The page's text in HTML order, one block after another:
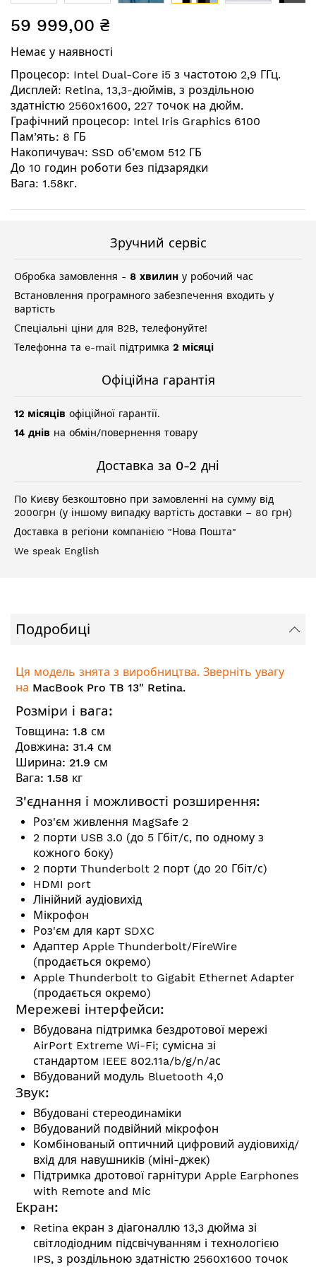
до
галереї
зображень
59 999,00 ₴
Немає у наявності
Процесор: Intel Dual-Core i5 з частотою 2,9 ГГц.
Дисплей: Retina, 13,3-дюймів, з роздільною
здатністю 2560x1600, 227 точок на дюйм.
Графічний процесор: Intel Iris Graphics 6100
Пам’ять: 8 ГБ
Накопичувач: SSD об’ємом 512 ГБ
До 10 годин роботи без підзарядки
Вага: 1.58кг.
Зручний сервіс
Обробка замовлення - 8 хвилин у робочий час
Встановлення програмного забезпечення входить у
вартість
Спеціальні ціни для B2B, телефонуйте!
Телефонна та e-mail підтримка 2 місяці
Офіційна гарантія
12 місяців офіційної гарантії.
14 днів на обмін/повернення товару
Доставка за 0-2 дні
По Києву безкоштовно при замовленні на сумму від
2000грн (у іншому випадку вартість доставки – 80 грн)
Доставка в регіони компанією "Нова Пошта"
We speak English
Подробиці
Ця модель знята з виробництва. Зверніть увагу
на MacBook Pro TB 13" Retina.
Розміри і вага:
Товщина: 1.8 см
Довжина: 31.4 см
Ширина: 21.9 см
Вага: 1.58 кг
З'єднання і можливості розширення:
Роз'єм живлення MagSafe 2
2 порти USB 3.0 (до 5 Гбіт/с, по одному з
кожного боку)
2 порти Thunderbolt 2 порт (до 20 Гбіт/с)
HDMI port
Лінійний аудіовихід
Мікрофон
Роз'єм для карт SDXC
Адаптер Apple Thunderbolt/FireWire
(продається окремо)
Apple Thunderbolt to Gigabit Ethernet Adapter
(продається окремо)
Мережеві інтерфейси:
Вбудована підтримка бездротової мережі
AirPort Extreme Wi-Fi; сумісна зі
стандартом IEEE 802.11a/b/g/n/ас
Вбудований модуль Bluetooth 4,0
Звук:
Вбудовані стереодинаміки
Вбудований подвійний мікрофон
Комбінованый оптичний цифровий аудіовихід/
вхід для навушників (міні-джек)
Підтримка дротової гарнітури Apple Earphones
with Remote and Mic
Екран:
Retina екран з діагоналлю 13,3 дюйма зі
світлодіодним підсвічуванням і технологією
IPS, з роздільною здатністю 2560х1600 точок